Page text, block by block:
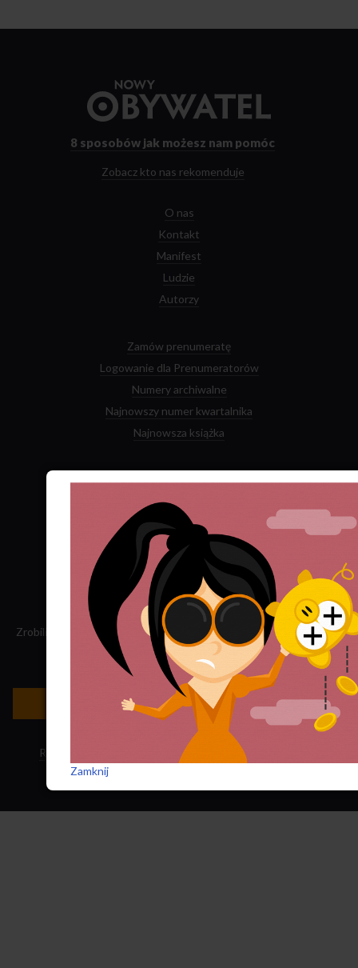
strony
8 sposobów jak możesz nam pomóc
Zobacz kto nas rekomenduje
O nas
Kontakt
Manifest
Ludzie
Autorzy
Zamów prenumeratę
Logowanie dla Prenumeratorów
Numery archiwalne
Najnowszy numer kwartalnika
Najnowsza książka
Facebook
Twitter
YouTube
Zrobiliśmy tę stronę, składamy „Nowego Obywatela”. Nasz dochód
przeznaczamy na jego wydawanie.
Zatrudnij nas do projektu!
Newsletter »
Regulamin sklepu Polityka ciasteczek
Subskrypcja RSS
Zamknij